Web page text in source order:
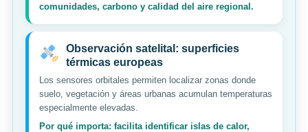
comunidades, carbono y calidad del aire regional.
Observación satelital: superficies
térmicas europeas
Los sensores orbitales permiten localizar zonas donde
suelo, vegetación y áreas urbanas acumulan temperaturas
especialmente elevadas.
Por qué importa: facilita identificar islas de calor,